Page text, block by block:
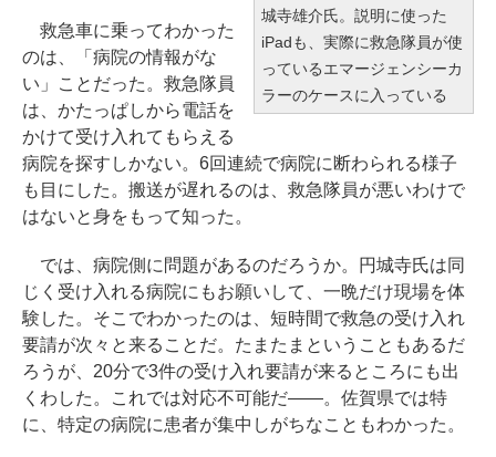
城寺雄介氏。説明に使った
iPadも、実際に救急隊員が使
っているエマージェンシーカ
ラーのケースに入っている
救急車に乗ってわかった
のは、「病院の情報がな
い」ことだった。救急隊員
は、かたっぱしから電話を
かけて受け入れてもらえる
病院を探すしかない。6回連続で病院に断わられる様子
も目にした。搬送が遅れるのは、救急隊員が悪いわけで
はないと身をもって知った。
では、病院側に問題があるのだろうか。円城寺氏は同
じく受け入れる病院にもお願いして、一晩だけ現場を体
験した。そこでわかったのは、短時間で救急の受け入れ
要請が次々と来ることだ。たまたまということもあるだ
ろうが、20分で3件の受け入れ要請が来るところにも出
くわした。これでは対応不可能だ――。佐賀県では特
に、特定の病院に患者が集中しがちなこともわかった。